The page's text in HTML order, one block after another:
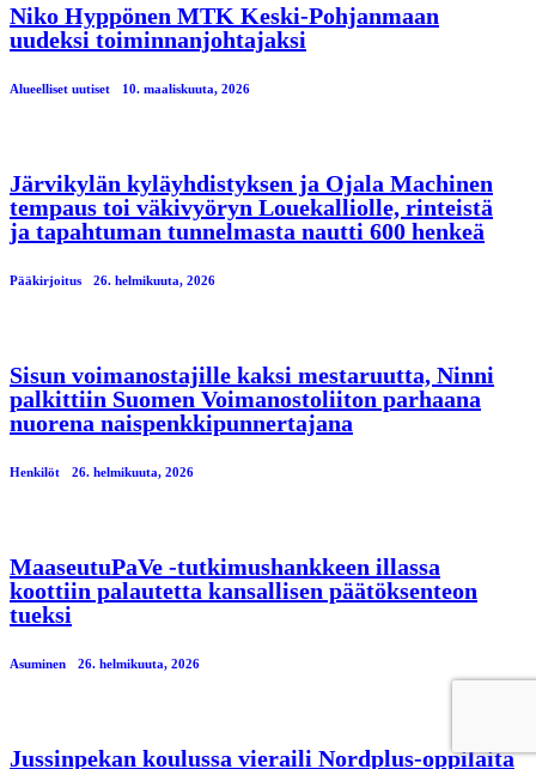
Niko Hyppönen MTK Keski-Pohjanmaan
uudeksi toiminnanjohtajaksi
Alueelliset uutiset 10. maaliskuuta, 2026
Järvikylän kyläyhdistyksen ja Ojala Machinen
tempaus toi väkivyöryn Louekalliolle, rinteistä
ja tapahtuman tunnelmasta nautti 600 henkeä
Pääkirjoitus 26. helmikuuta, 2026
Sisun voimanostajille kaksi mestaruutta, Ninni
palkittiin Suomen Voimanostoliiton parhaana
nuorena naispenkkipunnertajana
Henkilöt 26. helmikuuta, 2026
MaaseutuPaVe -tutkimushankkeen illassa
koottiin palautetta kansallisen päätöksenteon
tueksi
Asuminen 26. helmikuuta, 2026
Jussinpekan koulussa vieraili Nordplus-oppilaita